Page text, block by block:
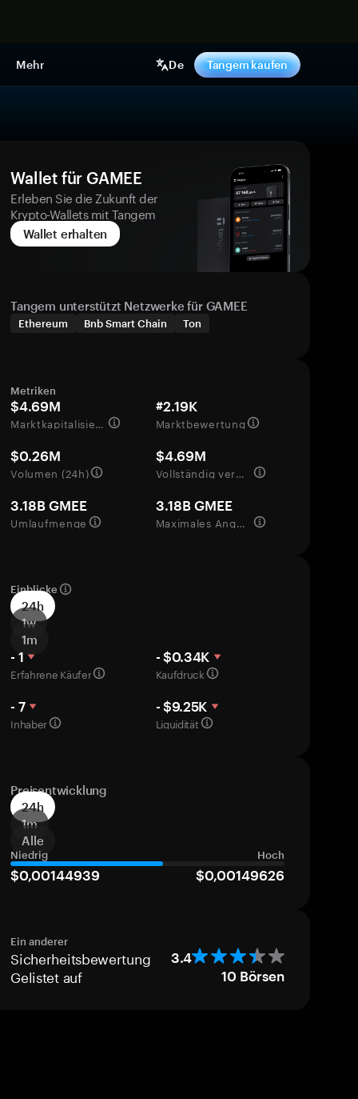
Mehr De Tangem kaufen
Wallet für GAMEE
Erleben Sie die Zukunft der
Krypto-Wallets mit Tangem
Wallet erhalten
Tangem unterstützt Netzwerke für GAMEE
Ethereum Bnb Smart Chain Ton
Metriken
$4.69M
Marktkapitalisierung
#2.19K
Marktbewertung
$0.26M
Volumen (24h)
$4.69M
Vollständig verwässerte Bewertung
3.18B GMEE
Umlaufmenge
3.18B GMEE
Maximales Angebot
Einblicke
24h
1w
1m
- 1
Erfahrene Käufer
- $0.34K
Kaufdruck
- 7
Inhaber
- $9.25K
Liquidität
Preisentwicklung
24h
1m
Alle
Niedrig Hoch
$0,00144939 $0,00149626
Ein anderer
Sicherheitsbewertung 3.4
Gelistet auf 10 Börsen